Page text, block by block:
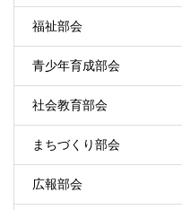
福祉部会
青少年育成部会
社会教育部会
まちづくり部会
広報部会